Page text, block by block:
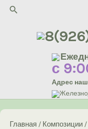
Перейти
Поиск
с
Адрес
Главная / Композиции /